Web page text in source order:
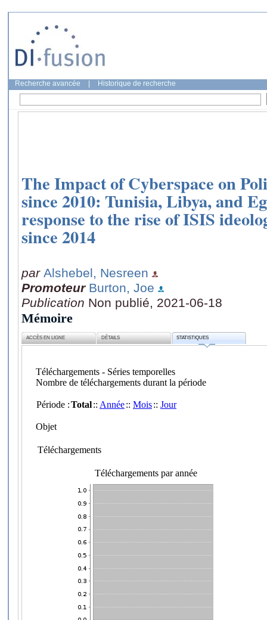
Recherche avancée Historique de recherche
The Impact of Cyberspace on
since 2010: Tunisia, Libya, and
response to the rise of ISIS
since 2014
par Alshebel, Nesreen
Promoteur Burton, Joe
Publication Non publié, 2021-06-18
Mémoire
ACCÈS EN LIGNE DÉTAILS STATISTIQUES